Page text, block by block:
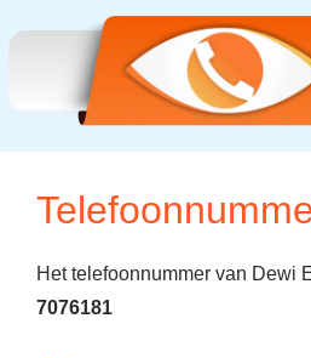
Het telefoonnummer van Dewi
7076181